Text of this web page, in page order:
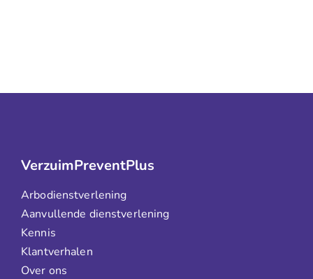
VerzuimPreventPlus
Arbodienstverlening
Aanvullende dienstverlening
Kennis
Klantverhalen
Over ons